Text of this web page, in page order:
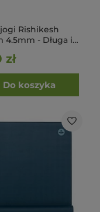
Rishikesh
4.5mm - Długa i
zł
Do koszyka